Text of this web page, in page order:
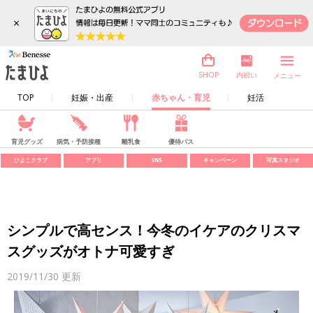
×
TOP 妊娠・出産 赤ちゃん・育児 妊活
SHOP 内祝い メニュー
育児グッズ 病気・予防接種 離乳食 優待パス
ひよこクラブ アプリ SNS キャンペーン 写真スタジオ
シンプルで高センス！今冬のイケアのクリスマ
スグッズがオトナ可愛すぎ
2019/11/30 更新